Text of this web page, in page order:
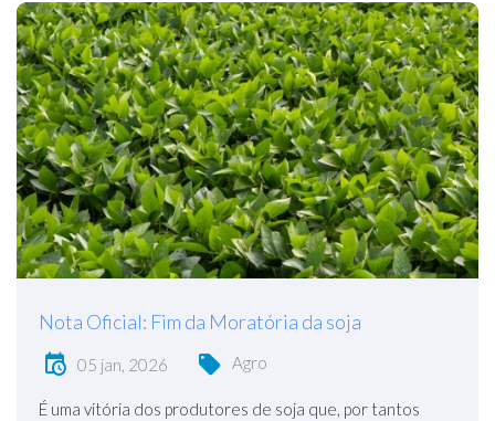
Nota Oficial: Fim da Moratória da soja
05 jan, 2026 Agro
É uma vitória dos produtores de soja que, por tantos